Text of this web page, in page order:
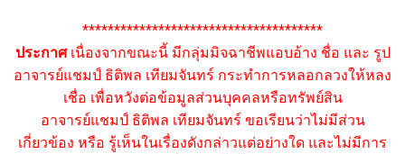
**************************************
ประกาศเนื่องจากขณะนี้ มีกลุ่มมิจฉาชีพแอบอ้าง ชื่อ และ รูป
อาจารย์แชมป์ ธิติพล เทียมจันทร์ กระทำการหลอกลวงให้หลง
เชื่อ เพื่อหวังต่อข้อมูลส่วนบุคคลหรือทรัพย์สิน
อาจารย์แชมป์ ธิติพล เทียมจันทร์ ขอเรียนว่าไม่มีส่วน
เกี่ยวข้อง หรือ รู้เห็นในเรื่องดังกล่าวแต่อย่างใด และไม่มีการ